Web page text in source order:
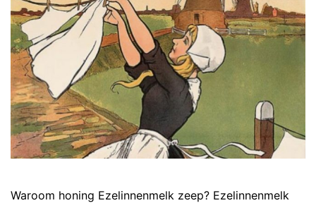
Waroom honing Ezelinnenmelk zeep? Ezelinnenmelk